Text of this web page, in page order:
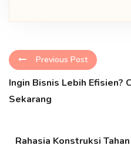
Previous Post
Ingin Bisnis Lebih Efisien?
Sekarang
Rahasia Konstruksi